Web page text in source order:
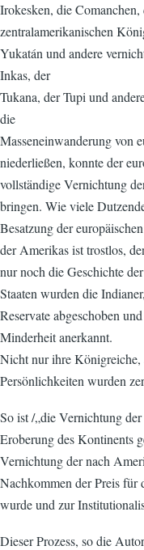
Irokesken, die
zentralamerikanischen
Yukatán und andere
Inkas, der
Tukana, der Tupi und
die
Masseneinwanderung von
niederließen, konnte der
vollständige Vernichtung
bringen. Wie viele
Besatzung der
der Amerikas ist trostlos,
nur noch die Geschichte
Staaten wurden die
Reservate abgeschoben
Minderheit anerkannt.
Nicht nur ihre
Persönlichkeiten wurden
So ist /„die Vernichtung
Eroberung des Kontinents
Vernichtung der nach
Nachkommen der Preis
wurde und zur
Dieser Prozess, so die